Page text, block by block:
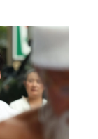
นำทีมโดย เต๋า